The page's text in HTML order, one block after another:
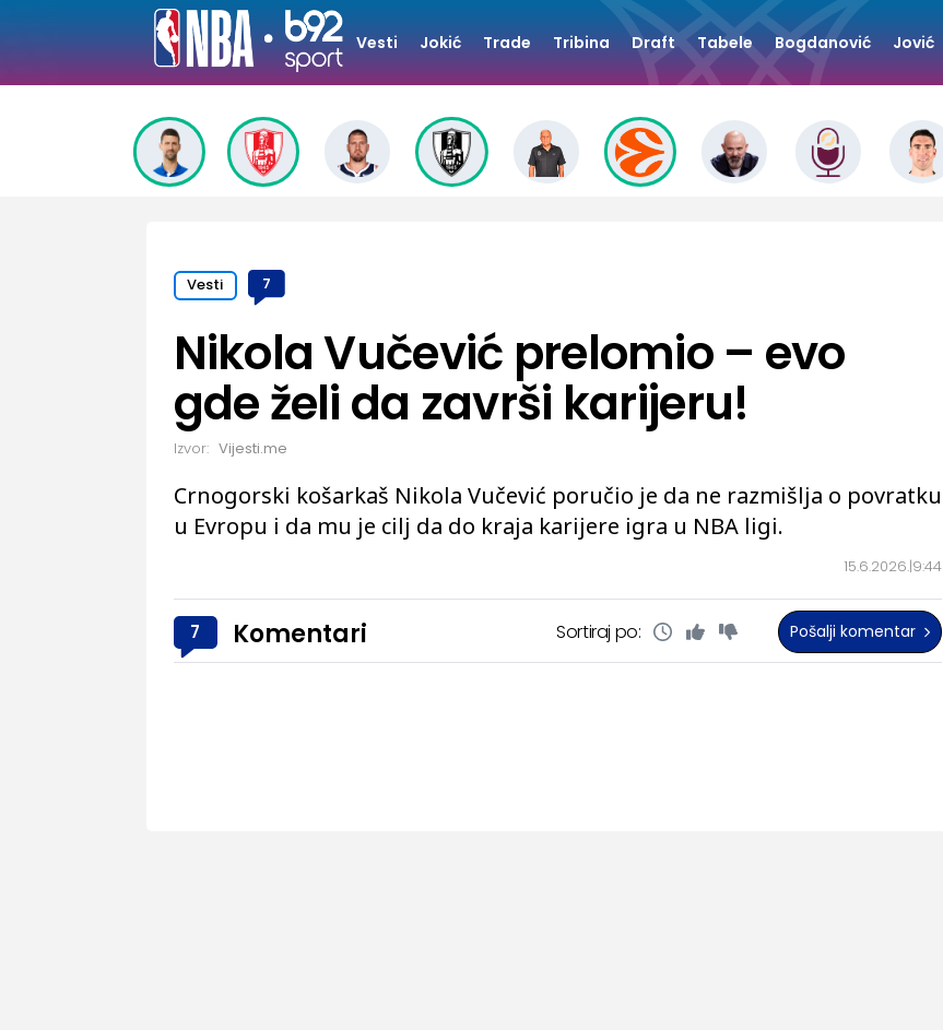
Vesti Jokić Trade Tribina Draft Tabele Bogdanović Jović
Vesti 7
15.6.2026. 9:44
Nikola Vučević prelomio – evo
gde želi da završi karijeru!
Crnogorski košarkaš Nikola Vučević poručio je da ne razmišlja o povratku
u Evropu i da mu je cilj da do kraja karijere igra u NBA ligi.
Izvor: Vijesti.me
7 Komentari Sortiraj po: Pošalji komentar